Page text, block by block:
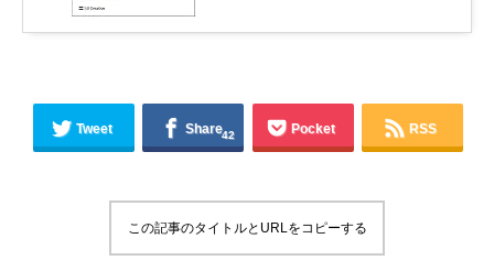
Tweet Share42 Pocket RSS
この記事のタイトルとURLをコピーする